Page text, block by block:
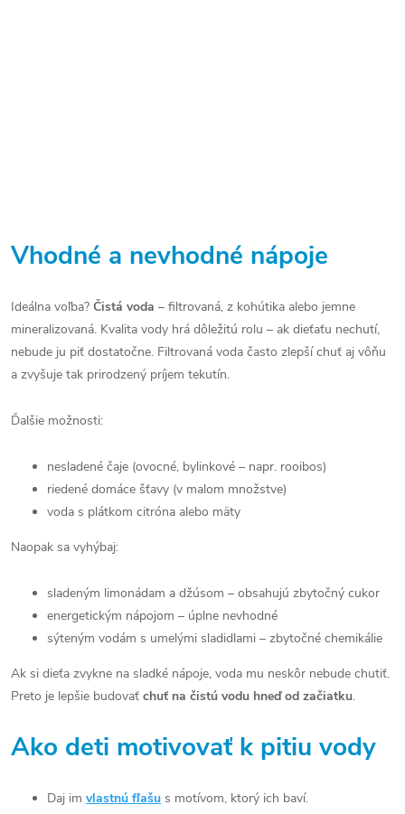
Vhodné a nevhodné nápoje
Ideálna voľba? Čistá voda – filtrovaná, z kohútika alebo jemne
mineralizovaná. Kvalita vody hrá dôležitú rolu – ak dieťaťu nechutí,
nebude ju piť dostatočne. Filtrovaná voda často zlepší chuť aj vôňu
a zvyšuje tak prirodzený príjem tekutín.
Ďalšie možnosti:
nesladené čaje (ovocné, bylinkové – napr. rooibos)
riedené domáce šťavy (v malom množstve)
voda s plátkom citróna alebo mäty
Naopak sa vyhýbaj:
sladeným limonádam a džúsom – obsahujú zbytočný cukor
energetickým nápojom – úplne nevhodné
sýteným vodám s umelými sladidlami – zbytočné chemikálie
Ak si dieťa zvykne na sladké nápoje, voda mu neskôr nebude chutiť.
Preto je lepšie budovať chuť na čistú vodu hneď od začiatku.
Ako deti motivovať k pitiu vody
Daj im vlastnú fľašu s motívom, ktorý ich baví.